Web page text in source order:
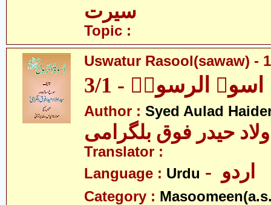
سیرت
Topic :
Uswatur Rasool(sawaw) -
اسوۃ الرسولؐ - 3/1
Author : Syed Aulad
حیدر فوق بلگرامی
Translator :
Language : Urdu
Category :